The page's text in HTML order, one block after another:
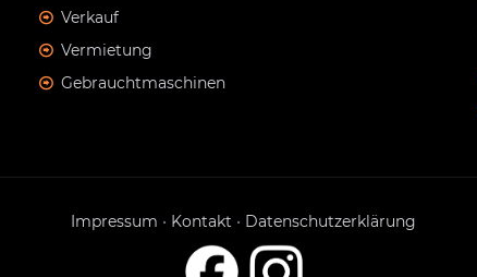
Verkauf
Vermietung
Gebrauchtmaschinen
Impressum • Kontakt • Datenschutzerklärung